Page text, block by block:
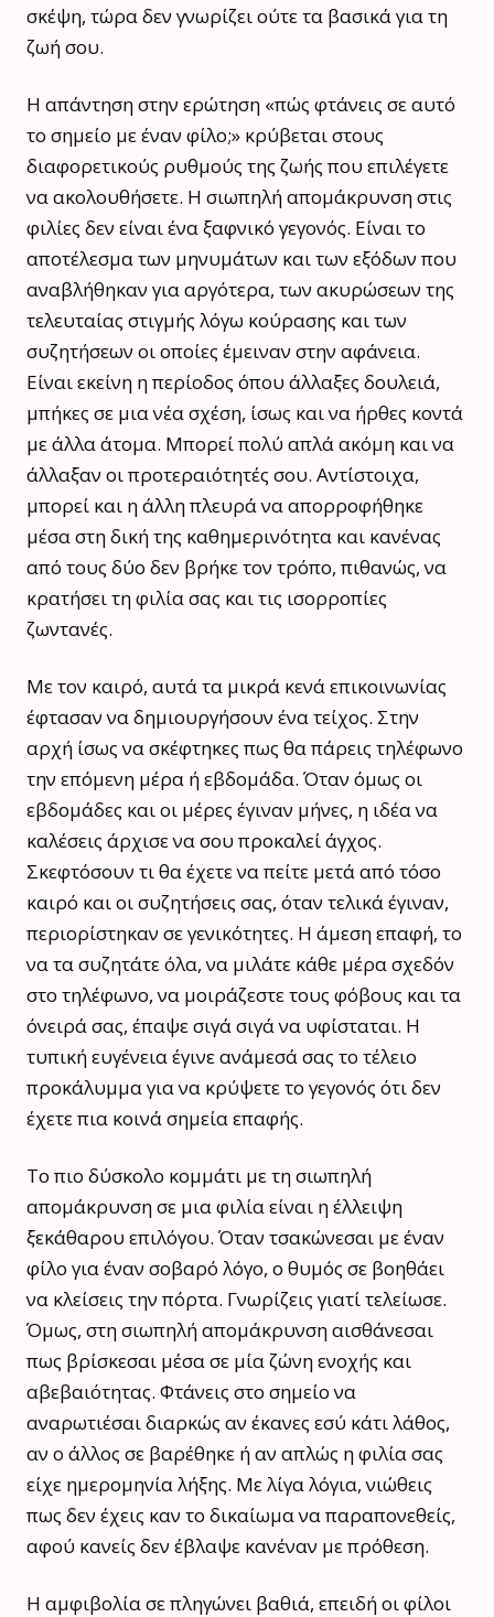
σκέψη, τώρα δεν γνωρίζει ούτε τα βασικά για τη
ζωή σου.
Η απάντηση στην ερώτηση «πώς φτάνεις σε αυτό
το σημείο με έναν φίλο;» κρύβεται στους
διαφορετικούς ρυθμούς της ζωής που επιλέγετε
να ακολουθήσετε. Η σιωπηλή απομάκρυνση στις
φιλίες δεν είναι ένα ξαφνικό γεγονός. Είναι το
αποτέλεσμα των μηνυμάτων και των εξόδων που
αναβλήθηκαν για αργότερα, των ακυρώσεων της
τελευταίας στιγμής λόγω κούρασης και των
συζητήσεων οι οποίες έμειναν στην αφάνεια.
Είναι εκείνη η περίοδος όπου άλλαξες δουλειά,
μπήκες σε μια νέα σχέση, ίσως και να ήρθες κοντά
με άλλα άτομα. Μπορεί πολύ απλά ακόμη και να
άλλαξαν οι προτεραιότητές σου. Αντίστοιχα,
μπορεί και η άλλη πλευρά να απορροφήθηκε
μέσα στη δική της καθημερινότητα και κανένας
από τους δύο δεν βρήκε τον τρόπο, πιθανώς, να
κρατήσει τη φιλία σας και τις ισορροπίες
ζωντανές.
Με τον καιρό, αυτά τα μικρά κενά επικοινωνίας
έφτασαν να δημιουργήσουν ένα τείχος. Στην
αρχή ίσως να σκέφτηκες πως θα πάρεις τηλέφωνο
την επόμενη μέρα ή εβδομάδα. Όταν όμως οι
εβδομάδες και οι μέρες έγιναν μήνες, η ιδέα να
καλέσεις άρχισε να σου προκαλεί άγχος.
Σκεφτόσουν τι θα έχετε να πείτε μετά από τόσο
καιρό και οι συζητήσεις σας, όταν τελικά έγιναν,
περιορίστηκαν σε γενικότητες. Η άμεση επαφή, το
να τα συζητάτε όλα, να μιλάτε κάθε μέρα σχεδόν
στο τηλέφωνο, να μοιράζεστε τους φόβους και τα
όνειρά σας, έπαψε σιγά σιγά να υφίσταται. Η
τυπική ευγένεια έγινε ανάμεσά σας το τέλειο
προκάλυμμα για να κρύψετε το γεγονός ότι δεν
έχετε πια κοινά σημεία επαφής.
Το πιο δύσκολο κομμάτι με τη σιωπηλή
απομάκρυνση σε μια φιλία είναι η έλλειψη
ξεκάθαρου επιλόγου. Όταν τσακώνεσαι με έναν
φίλο για έναν σοβαρό λόγο, ο θυμός σε βοηθάει
να κλείσεις την πόρτα. Γνωρίζεις γιατί τελείωσε.
Όμως, στη σιωπηλή απομάκρυνση αισθάνεσαι
πως βρίσκεσαι μέσα σε μία ζώνη ενοχής και
αβεβαιότητας. Φτάνεις στο σημείο να
αναρωτιέσαι διαρκώς αν έκανες εσύ κάτι λάθος,
αν ο άλλος σε βαρέθηκε ή αν απλώς η φιλία σας
είχε ημερομηνία λήξης. Με λίγα λόγια, νιώθεις
πως δεν έχεις καν το δικαίωμα να παραπονεθείς,
αφού κανείς δεν έβλαψε κανέναν με πρόθεση.
Η αμφιβολία σε πληγώνει βαθιά, επειδή οι φίλοι